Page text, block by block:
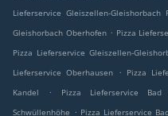
Lieferservice Gleiszellen-Gleishorbach
Gleishorbach Oberhofen . Pizza
Pizza Lieferservice Gleiszellen-
Lieferservice Oberhausen
. Pizza
Kandel
.
Pizza Lieferservice
Schwüllenhöhe . Pizza Lieferservice